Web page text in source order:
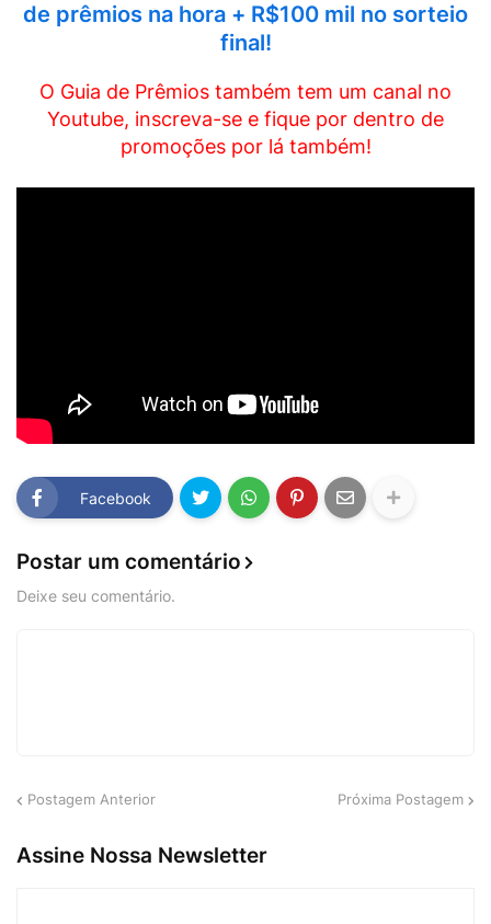
de prêmios na hora + R$100 mil no sorteio
final!
O Guia de Prêmios também tem um canal no
Youtube, inscreva-se e fique por dentro de
promoções por lá também!
Facebook
Postar um comentário
Deixe seu comentário.
Postagem Anterior Próxima Postagem
Assine Nossa Newsletter